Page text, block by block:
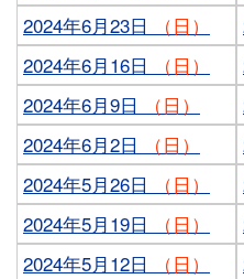
2024年6月23日
（日）
2024年6月16日
（日）
2024年6月9日
（日）
2024年6月2日
（日）
2024年5月26日
（日）
2024年5月19日
（日）
2024年5月12日
（日）